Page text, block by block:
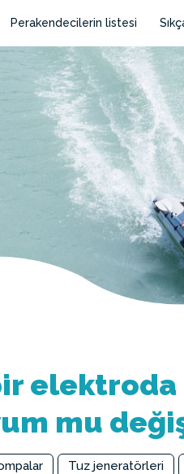
Perakendecilerin listesi
elektroda
mu
Tuz jeneratörleri